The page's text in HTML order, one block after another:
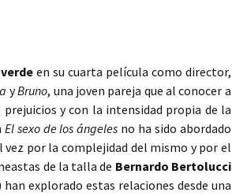
en su cuarta película como director,
yBruno, una joven pareja que al conocer a
y con la intensidad propia de la
El sexo de los ángeles no ha sido abordado
por la complejidad del mismo y por el
de la talla de Bernardo Bertolucci
han explorado estas relaciones desde una